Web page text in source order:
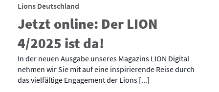
Lions Deutschland
Jetzt online: Der LION
4/2025 ist da!
In der neuen Ausgabe unseres Magazins LION Digital
nehmen wir Sie mit auf eine inspirierende Reise durch
das vielfältige Engagement der Lions [...]